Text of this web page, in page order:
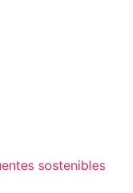
sostenibles